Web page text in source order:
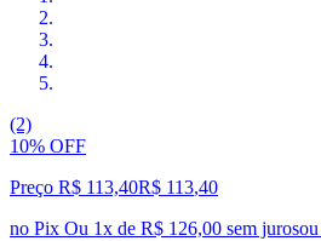
(2)
10% OFF
Preço R$ 113,40R$ 113,40
no Pix Ou 1x de R$ 126,00 sem jurosou